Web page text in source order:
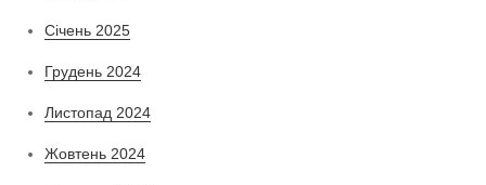
Січень 2025
Грудень 2024
Листопад 2024
Жовтень 2024